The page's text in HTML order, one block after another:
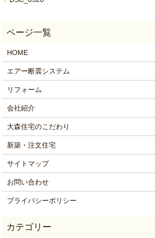
HOME
エアー断震システム
リフォーム
会社紹介
大森住宅のこだわり
新築・注文住宅
サイトマップ
お問い合わせ
プライバシーポリシー